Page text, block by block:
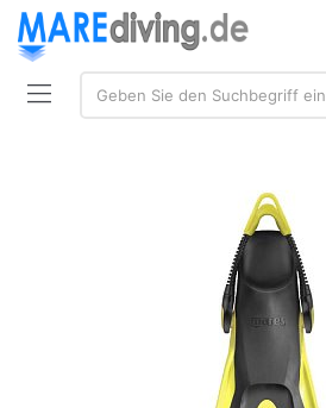
Suche:
Geben Sie den Suchbegriff ein